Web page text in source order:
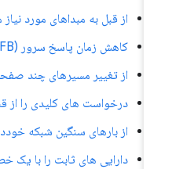
از قبل به مبداهای مورد نیاز
کاهش زمان پاسخ سرور (TTFB)
از تغییر مسیرهای چند صفحه
درخواست های کلیدی را از قبل
از بارهای سنگین شبکه خودداری
دارایی های ثابت را با یک خط